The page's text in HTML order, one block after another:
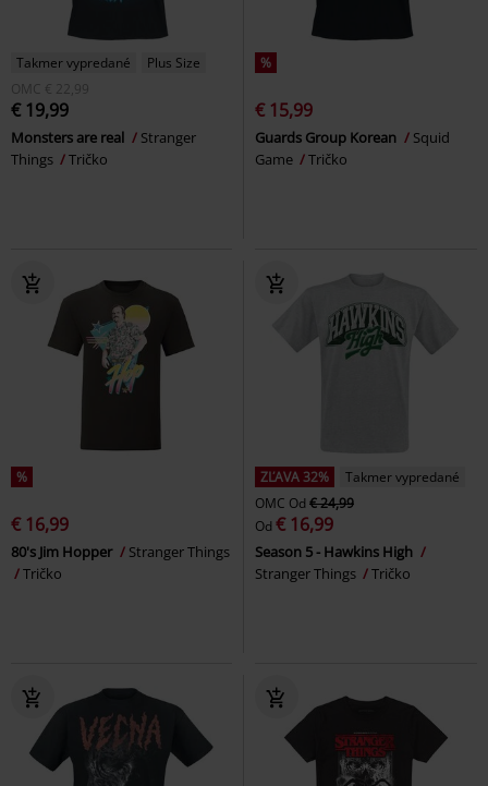
Takmer vypredané
Plus Size
OMC € 22,99
€ 19,99
Monsters are real
Stranger
Things
Tričko
%
€ 15,99
Guards Group Korean
Squid
Game
Tričko
%
€ 16,99
80's Jim Hopper
Stranger Things
Tričko
ZĽAVA 32%
Takmer vypredané
OMC Od € 24,99
Od € 16,99
Season 5 - Hawkins High
Stranger Things
Tričko